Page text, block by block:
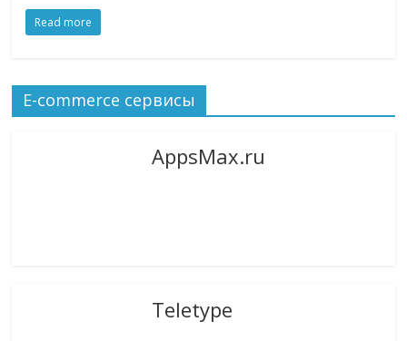
Read more
E-commerce сервисы
AppsMax.ru
Teletype